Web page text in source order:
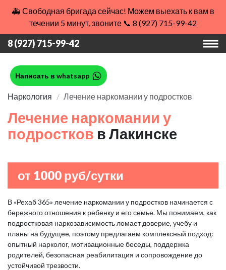
🚑 Свободная бригада сейчас! Можем выехать к вам в
течении 5 минут, звоните 📞 8 (927) 715-99-42
8 (927) 715-99-42
Написать в whatsapp
Наркология Лечение наркомании у подростков
Лечение наркомании у
подростков в Лакинске
от 1000 руб/сутки
В «Рехаб 365» лечение наркомании у подростков начинается с
бережного отношения к ребенку и его семье. Мы понимаем, как
подростковая наркозависимость ломает доверие, учебу и
планы на будущее, поэтому предлагаем комплексный подход:
опытный нарколог, мотивационные беседы, поддержка
родителей, безопасная реабилитация и сопровождение до
устойчивой трезвости.